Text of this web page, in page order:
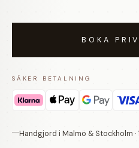
BOKA
SÄKER BETALNING
Handgjord i Malmö & Stockholm ·